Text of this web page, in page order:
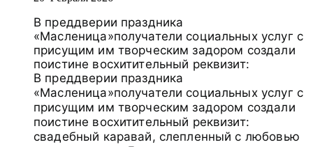
В преддверии праздника
«Масленица»получатели социальных услуг с
присущим им творческим задором создали
поистине восхитительный реквизит:
В преддверии праздника
«Масленица»получатели социальных услуг с
присущим им творческим задором создали
поистине восхитительный реквизит:
свадебный каравай, слепленный с любовью